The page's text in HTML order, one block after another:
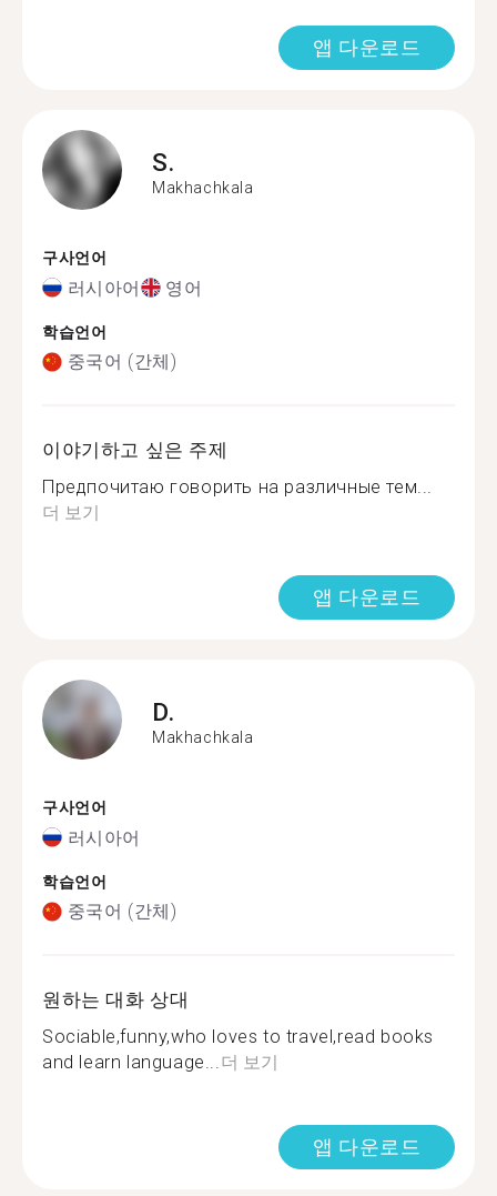
앱 다운로드
S.
Makhachkala
구사언어
러시아어 영어
학습언어
중국어 (간체)
이야기하고 싶은 주제
Предпочитаю говорить на различные тем...
더 보기
앱 다운로드
D.
Makhachkala
구사언어
러시아어
학습언어
중국어 (간체)
원하는 대화 상대
Sociable,funny,who loves to travel,read books
and learn language...더 보기
앱 다운로드